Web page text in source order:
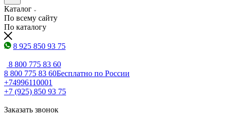
Каталог
По всему сайту
По каталогу
8 925 850 93 75
8 800 775 83 60
8 800 775 83 60Бесплатно по России
+74996110001
+7 (925) 850 93 75
Заказать звонок